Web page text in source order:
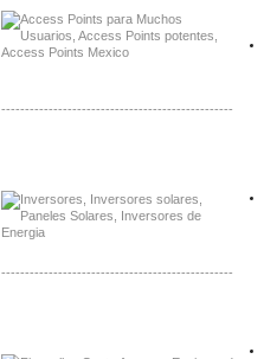
-------------------------------------------------
-------------------------------------------------